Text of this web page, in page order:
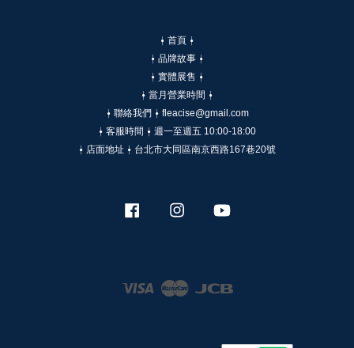
⍿ 首頁 ⍿
⍿ 品牌故事 ⍿
⍿ 實體展售 ⍿
⍿ 當月營業時間 ⍿
⍿ 聯絡我們 ⍿ fleacise@gmail.com
⍿ 客服時間 ⍿ 週一至週五 10:00-18:00
⍿ 店面地址 ⍿ 台北市大同區南京西路167巷20號
Facebook Instagram
Visa Master